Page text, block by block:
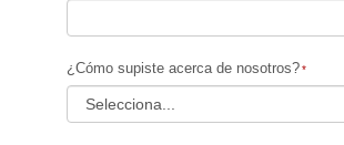
¿Cómo supiste acerca de nosotros?